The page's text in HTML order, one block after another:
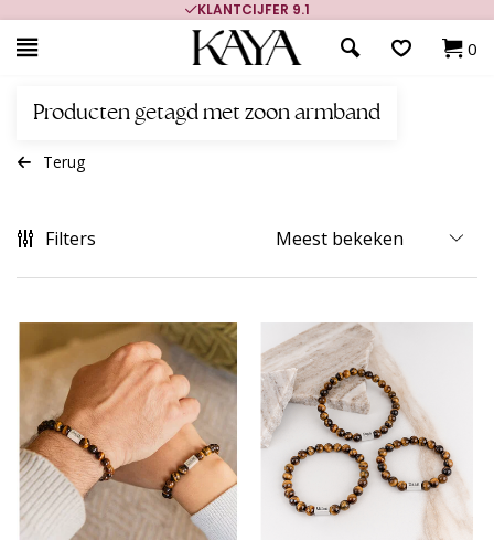
KLANTCIJFER 9.1
0
Producten getagd met zoon armband
Terug
Filters